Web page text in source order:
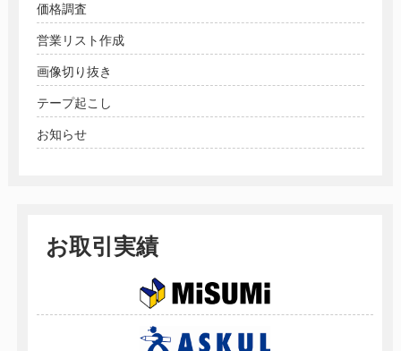
価格調査
営業リスト作成
画像切り抜き
テープ起こし
お知らせ
お取引実績